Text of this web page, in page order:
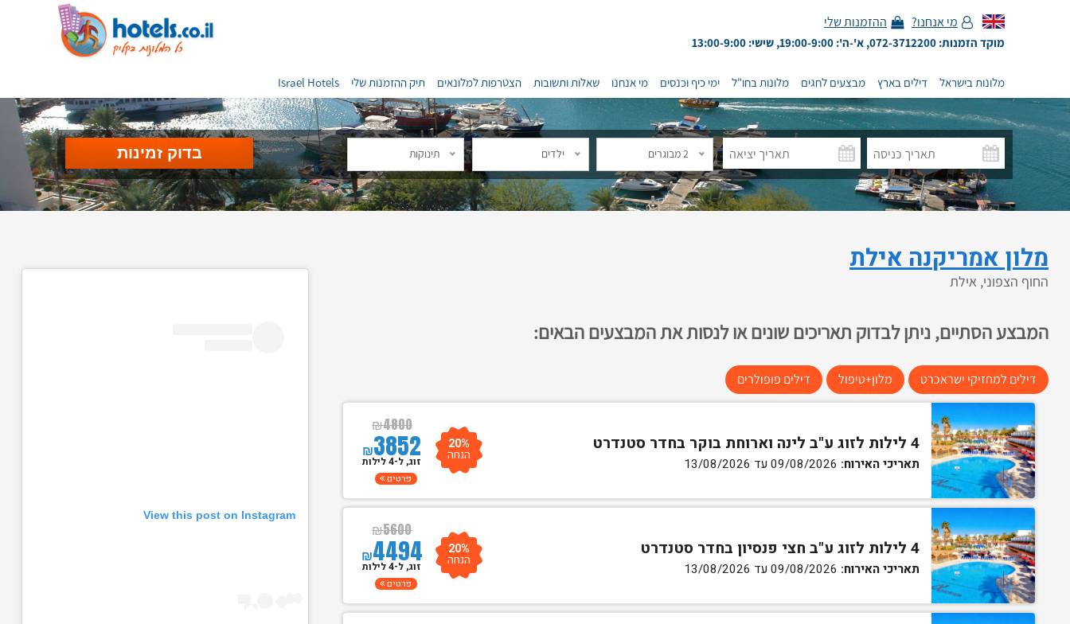
מי אנחנו? ההזמנות שלי
מוקד הזמנות: 072-3712200, א'-ה': 19:00-9:00, שישי: 13:00-9:00
מלונות בישראל דילים בארץ מבצעים לחגים מלונות בחו"ל ימי כיף וכנסים מי אנחנו שאלות ותשובות הצטרפות למלונאים תיק ההזמנות שלי Israel Hotels
2 מבוגרים ילדים תינוקות
מלון אמריקנה אילת
החוף הצפוני, אילת
המבצע הסתיים, ניתן לבדוק תאריכים שונים או לנסות את המבצעים הבאים:
דילים למחזיקי ישראכרט מלון+טיפול דילים פופולרים
4 לילות לזוג ע"ב לינה וארוחת בוקר בחדר סטנדרט
תאריכי האירוח:
₪4800
₪3852 20%
הנחה זוג, ל-4 לילות
פרטים
4 לילות לזוג ע"ב חצי פנסיון בחדר סטנדרט
תאריכי האירוח:
₪5600
₪4494 20%
הנחה זוג, ל-4 לילות
פרטים
View this post on Instagram